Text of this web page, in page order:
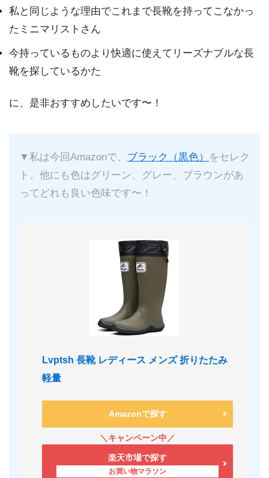
私と同じような理由でこれまで長靴を持ってこなかっ
たミニマリストさん
今持っているものより快適に使えてリーズナブルな長
靴を探しているかた
に、是非おすすめしたいです〜！
▼私は今回Amazonで、 ブラック（黒色）
をセレク
ト。他にも色はグリーン、グレー、ブラウンがあ
ってどれも良い色味です〜！
Lvptsh 長靴 レディース メンズ 折りたたみ
軽量
Amazonで探す
楽天市場で探す